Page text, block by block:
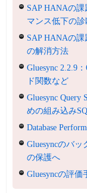
SAP HANAの
マンス低下の
SAP HANAの
の解消方法
Gluesync 2.2.9
ド関数など
Gluesync
めの組み込み
Database
Gluesyncのバ
の保護へ
Gluesyncの評価